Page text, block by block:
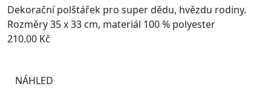
Dekorační polštářek pro super dědu, hvězdu rodiny.
Rozměry 35 x 33 cm, materiál 100 % polyester
210.00 Kč
NÁHLED